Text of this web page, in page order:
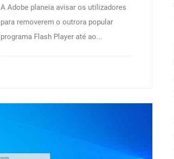
A Adobe planeia avisar os utilizadores
para removerem o outrora popular
programa Flash Player até ao...